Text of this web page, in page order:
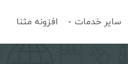
سایر خدمات افزونه مثنا